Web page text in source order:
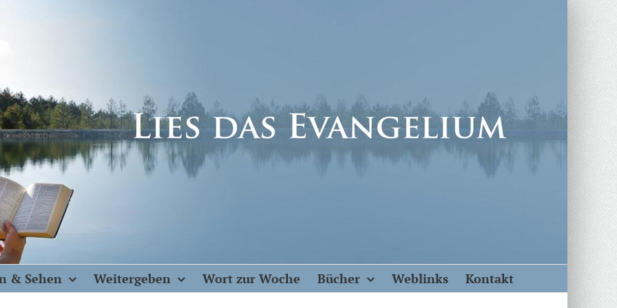
& Sehen Weitergeben Wort zur Woche Bücher Weblinks Kontakt